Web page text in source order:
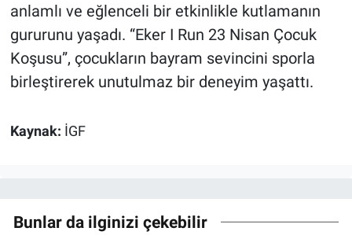
anlamlı ve eğlenceli bir etkinlikle kutlamanın
gururunu yaşadı. “Eker I Run 23 Nisan Çocuk
Koşusu”, çocukların bayram sevincini sporla
birleştirerek unutulmaz bir deneyim yaşattı.
Kaynak: İGF
Bunlar da ilginizi çekebilir